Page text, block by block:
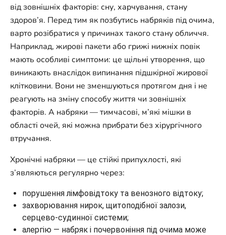
від зовнішніх факторів: сну, харчування, стану
здоров’я. Перед тим як позбутись набряків під очима,
варто розібратися у причинах такого стану обличчя.
Наприклад, жирові пакети або грижі нижніх повік
мають особливі симптоми: це щільні утворення, що
виникають внаслідок випинання підшкірної жирової
клітковини. Вони не зменшуються протягом дня і не
реагують на зміну способу життя чи зовнішніх
факторів. А набряки — тимчасові, м’які мішки в
області очей, які можна прибрати без хірургічного
втручання.
Хронічні набряки — це стійкі припухлості, які
з’являються регулярно через:
порушення лімфовідтоку та венозного відтоку;
захворювання нирок, щитоподібної залози,
серцево-судинної системи;
алергію — набряк і почервоніння під очима може